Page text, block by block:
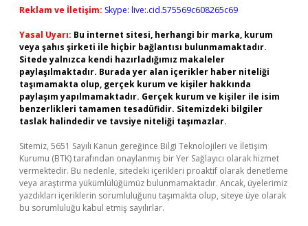
Reklam ve İletişim: Skype: live:.cid.575569c608265c69
Yasal Uyarı: Bu internet sitesi, herhangi bir marka, kurum
veya şahıs şirketi ile hiçbir bağlantısı bulunmamaktadır.
Sitede yalnızca kendi hazırladığımız makaleler
paylaşılmaktadır. Burada yer alan içerikler haber niteliği
taşımamakta olup, gerçek kurum ve kişiler hakkında
paylaşım yapılmamaktadır. Gerçek kurum ve kişiler ile isim
benzerlikleri tamamen tesadüfidir. Sitemizdeki bilgiler
taslak halindedir ve tavsiye niteliği taşımazlar.
Sitemiz, 5651 Sayılı Kanun gereğince Bilgi Teknolojileri ve İletişim
Kurumu (BTK) tarafından onaylanmış bir Yer Sağlayıcı olarak hizmet
vermektedir. Bu nedenle, sitedeki içerikleri proaktif olarak denetleme
veya araştırma yükümlülüğümüz bulunmamaktadır. Ancak, üyelerimiz
yazdıkları içeriklerin sorumluluğunu taşımakta olup, siteye üye olarak
bu sorumluluğu kabul etmiş sayılırlar.